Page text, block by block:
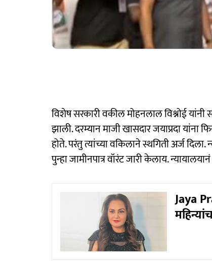
विशेष सरकारी वकील मोहनलाल विश्नोई यांनी
झाली. दरम्यान माजी खासदार जयाप्रदा यांना
होते. परंतु त्यांच्या वकिलाने स्थगिती अर्ज दिला.
पुन्हा जामीनपात्र वॉरंट जारी केलाय.
Jaya